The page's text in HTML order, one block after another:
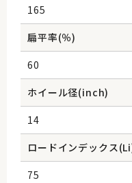
165
扁平率(％)
60
ホイール径(inch)
14
ロードインデックス
75